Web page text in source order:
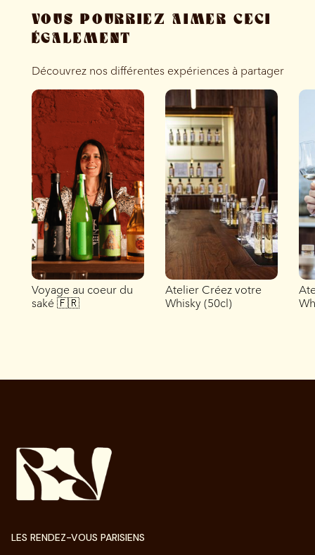
VOUS POURRIEZ AIMER CECI
ÉGALEMENT
Découvrez nos différentes expériences à partager
Voyage au coeur du
saké 🇫🇷
Atelier Créez votre
Whisky (50cl)
LES RENDEZ-VOUS PARISIENS